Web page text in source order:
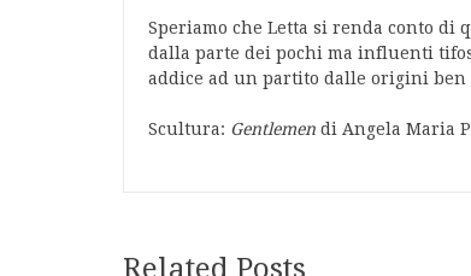
Speriamo che Letta si renda conto di
dalla parte dei pochi ma influenti
addice ad un partito dalle origini ben
Scultura: Gentlemen di Angela Maria
Related Posts